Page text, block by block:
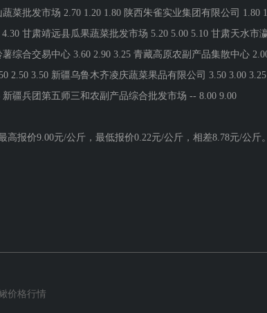
报价9.00元/公斤，最低报价0.22元/公斤，相差8.78元/公斤。
价格行情